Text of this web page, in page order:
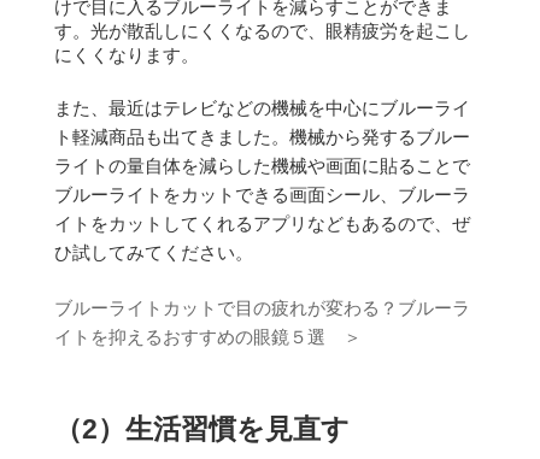
けで目に入るブルーライトを減らすことができま
す。 光が散乱しにくくなるので、眼精疲労を起こし
にくくなります。
また、最近はテレビなどの機械を中心にブルーライ
ト軽減商品も出てきました。 機械から発するブルー
ライトの量自体を減らした機械や画面に貼ることで
ブルーライトをカットできる画面シール、ブルーラ
イトをカットしてくれるアプリなどもあるので、ぜ
ひ試してみてください。
ブルーライトカットで目の疲れが変わる？ブルーラ
イトを抑えるおすすめの眼鏡５選 ＞
（2）生活習慣を見直す